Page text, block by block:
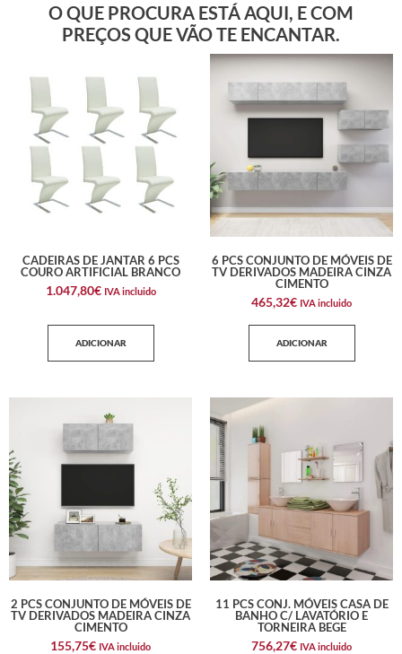
O QUE PROCURA ESTÁ AQUI, E COM
PREÇOS QUE VÃO TE ENCANTAR.
CADEIRAS DE JANTAR 6 PCS
COURO ARTIFICIAL BRANCO
1.047,80€ IVA incluido
ADICIONAR
6 PCS CONJUNTO DE MÓVEIS DE
TV DERIVADOS MADEIRA CINZA
CIMENTO
465,32€ IVA incluido
ADICIONAR
2 PCS CONJUNTO DE MÓVEIS DE
TV DERIVADOS MADEIRA CINZA
CIMENTO
155,75€ IVA incluido
11 PCS CONJ. MÓVEIS CASA DE
BANHO C/ LAVATÓRIO E
TORNEIRA BEGE
756,27€ IVA incluido